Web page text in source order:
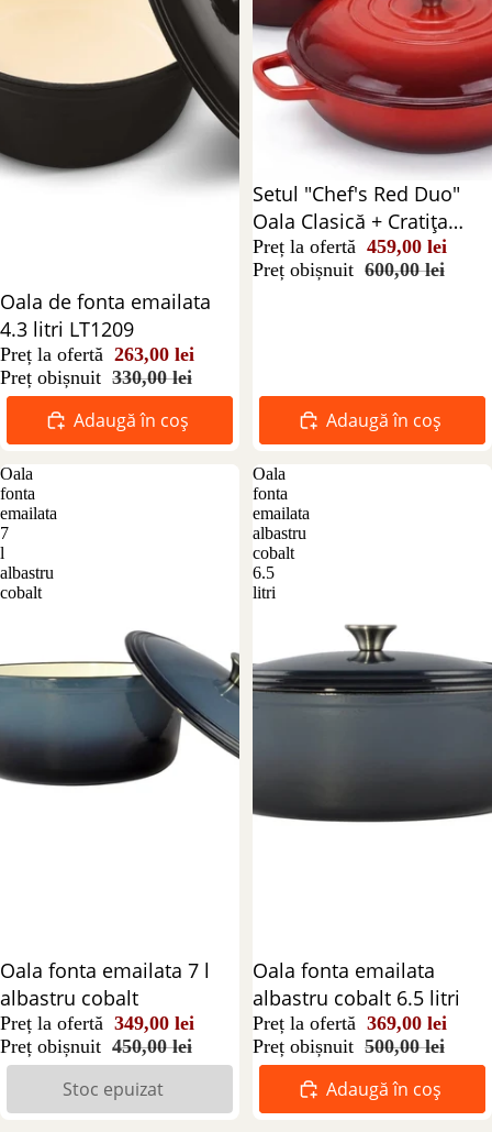
Reducere 20%
Oala de fonta emailata
4.3 litri LT1209
Preț la ofertă 263,00 lei
Preț obișnuit 330,00 lei
Adaugă în coș
Reducere 24%
Setul "Chef's Red Duo"
Oala Clasică + Cratița
Înaltă
Preț la ofertă 459,00 lei
Preț obișnuit 600,00 lei
Adaugă în coș
Oala
fonta
emailata
7
l
albastru
cobalt
Stoc epuizat
Oala fonta emailata 7 l
albastru cobalt
Preț la ofertă 349,00 lei
Preț obișnuit 450,00 lei
Stoc epuizat
Oala
fonta
emailata
albastru
cobalt
6.5
litri
Reducere 26%
Oala fonta emailata
albastru cobalt 6.5 litri
Preț la ofertă 369,00 lei
Preț obișnuit 500,00 lei
Adaugă în coș